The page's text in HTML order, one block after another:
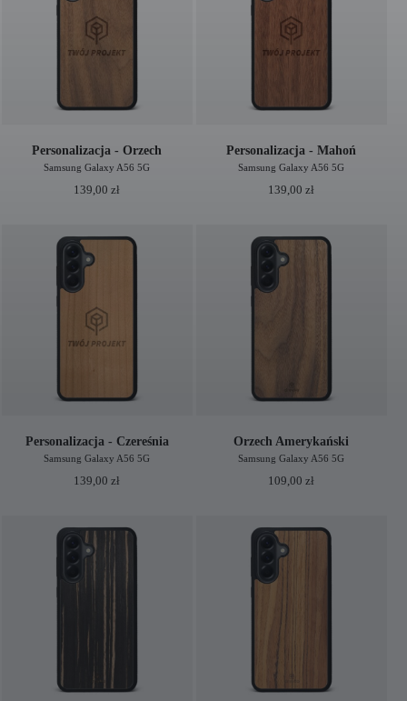
Personalizacja - Orzech
Samsung Galaxy A56 5G
139,00zł
Personalizacja - Mahoń
Samsung Galaxy A56 5G
139,00zł
Personalizacja - Czereśnia
Samsung Galaxy A56 5G
139,00zł
Orzech Amerykański
Samsung Galaxy A56 5G
109,00zł